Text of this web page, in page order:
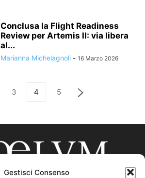
Gestisci Consenso
Conclusa la Flight Readiness
Review per Artemis II: via libera
al...
Marianna Michelagnoli - 16 Marzo 2026
3 4 5